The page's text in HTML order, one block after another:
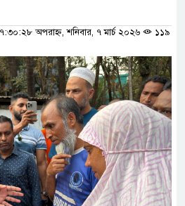
অপরাহ্ন, শনিবার, ৭ মার্চ ২০২৬
১১৯